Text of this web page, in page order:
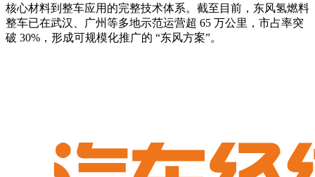
核心材料到整车应用的完整技术体系。截至目前，东风氢燃料
整车已在武汉、广州等多地示范运营超 65 万公里，市占率突
破 30%，形成可规模化推广的 “东风方案”。